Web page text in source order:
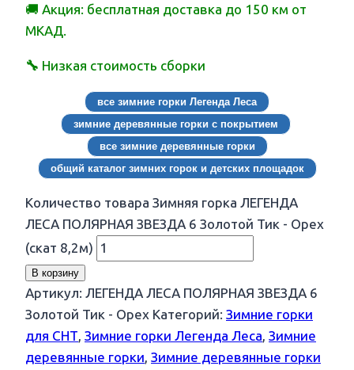
🚚 Акция: бесплатная доставка до 150 км от
МКАД.
🔧 Низкая стоимость сборки
все зимние горки Легенда Леса
зимние деревянные горки с покрытием
все зимние деревянные горки
общий каталог зимних горок и детских площадок
Количество товара Зимняя горка ЛЕГЕНДА
ЛЕСА ПОЛЯРНАЯ ЗВЕЗДА 6 Золотой Тик - Орех
(скат 8,2м)
В корзину
Артикул: ЛЕГЕНДА ЛЕСА ПОЛЯРНАЯ ЗВЕЗДА 6
Золотой Тик - Орех Категорий: Зимние горки
для СНТ, Зимние горки Легенда Леса, Зимние
деревянные горки, Зимние деревянные горки